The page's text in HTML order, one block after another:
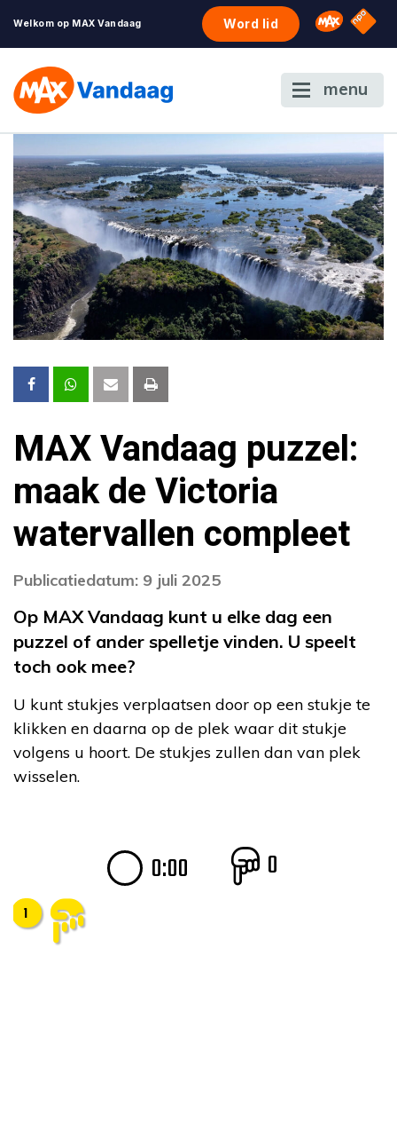
Welkom op MAX Vandaag Word lid Omroep
NPO
menu
MAX Vandaag puzzel:
maak de Victoria
watervallen compleet
Publicatiedatum: 9 juli 2025
Op MAX Vandaag kunt u elke dag een
puzzel of ander spelletje vinden. U speelt
toch ook mee?
U kunt stukjes verplaatsen door op een stukje te
klikken en daarna op de plek waar dit stukje
volgens u hoort. De stukjes zullen dan van plek
wisselen.